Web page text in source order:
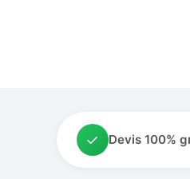
✓ Devis 100%